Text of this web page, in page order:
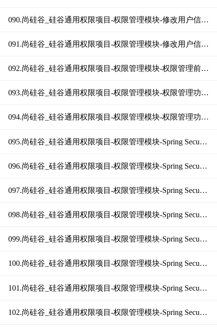
090.尚硅谷_硅谷通用权限项目-权限管理模块-修改用户信息接口（获取菜单权限下）
091.尚硅谷_硅谷通用权限项目-权限管理模块-修改用户信息接口（获取按钮权限）
092.尚硅谷_硅谷通用权限项目-权限管理模块-权限管理前端整合
093.尚硅谷_硅谷通用权限项目-权限管理模块-权限管理功能测试（上）
094.尚硅谷_硅谷通用权限项目-权限管理模块-权限管理功能测试（下）
095.尚硅谷_硅谷通用权限项目-权限管理模块-Spring Security概述
096.尚硅谷_硅谷通用权限项目-权限管理模块-Spring Security入门
097.尚硅谷_硅谷通用权限项目-权限管理模块-Spring Security用户认证（流程概述）
098.尚硅谷_硅谷通用权限项目-权限管理模块-Spring Security用户认证（实现分析）
099.尚硅谷_硅谷通用权限项目-权限管理模块-Spring Security用户认证（功能实现上）
100.尚硅谷_硅谷通用权限项目-权限管理模块-Spring Security用户认证（功能实现中）
101.尚硅谷_硅谷通用权限项目-权限管理模块-Spring Security用户认证（功能实现下）
102.尚硅谷_硅谷通用权限项目-权限管理模块-Spring Security用户认证（功能测试）